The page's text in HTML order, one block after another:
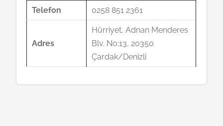
Telefon 0258 851 2361
Adres
Hürriyet, Adnan Menderes
Blv. No:13, 20350
Çardak/Denizli